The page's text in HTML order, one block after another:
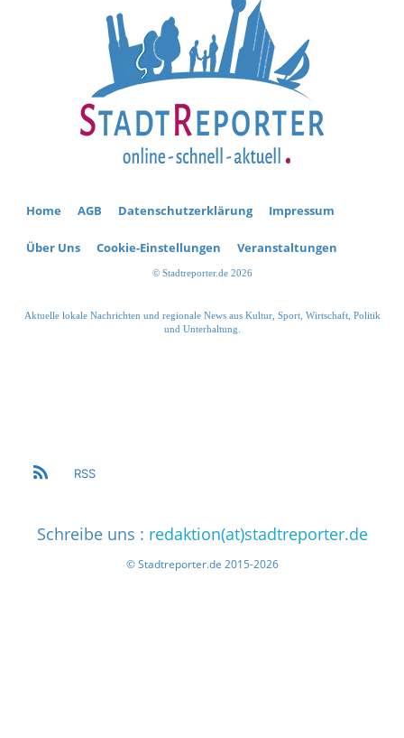
Home AGB Datenschutzerklärung Impressum
Über Uns Cookie-Einstellungen Veranstaltungen
© Stadtreporter.de 2026
Aktuelle lokale Nachrichten und regionale News aus Kultur, Sport, Wirtschaft, Politik
und Unterhaltung.
RSS
Schreibe uns : redaktion(at)stadtreporter.de
© Stadtreporter.de 2015-2026